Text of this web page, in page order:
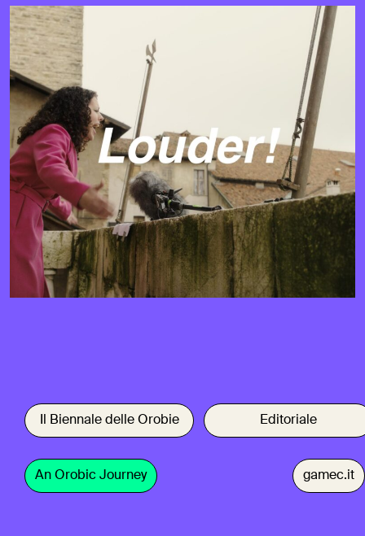
Il Biennale delle Orobie Editoriale
An Orobic Journey gamec.it